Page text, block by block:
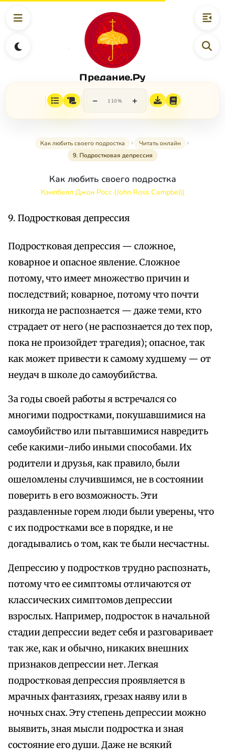
Предание.Ру
− 110% +
Как любить своего подростка
Читать онлайн
9. Подростковая депрессия
Как любить своего подростка
Кэмпбелл Джон Росс (John Ross Campbell)
9. Подростковая депрессия
Подростковая депрессия — сложное,
коварное и опасное явление. Сложное
потому, что имеет множество причин и
последствий; коварное, потому что почти
никогда не распознается — даже теми, кто
страдает от него (не распознается до тех пор,
пока не произойдет трагедия); опасное, так
как может привести к самому худшему — от
неудач в школе до самоубийства.
За годы своей работы я встречался со
многими подростками, покушавшимися на
самоубийство или пытавшимися навредить
себе какими-либо иными способами. Их
родители и друзья, как правило, были
ошеломлены случившимся, не в состоянии
поверить в его возможность. Эти
раздавленные горем люди были уверены, что
с их подростками все в порядке, и не
догадывались о том, как те были несчастны.
Депрессию у подростков трудно распознать,
потому что ее симптомы отличаются от
классических симптомов депрессии
взрослых. Например, подросток в начальной
стадии депрессии ведет себя и разговаривает
так же, как и обычно, никаких внешних
признаков депрессии нет. Легкая
подростковая депрессия проявляется в
мрачных фантазиях, грезах наяву или в
ночных снах. Эту степень депрессии можно
выявить, зная мысли подростка и зная
состояние его души. Даже не всякий